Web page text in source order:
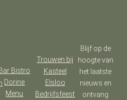
Bistro
Dorine
Menu
Trouwen bij
Kasteel
Elsloo
Bedrijfsfeest
Blijf op de
hoogte van
het laatste
nieuws en
ontvang